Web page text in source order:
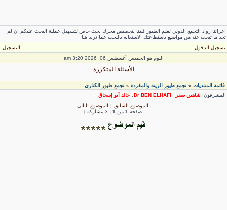
رواد التجمع الدولي لعلم الطيور قمنا بتخصيص محرك بحث خاص لتسهيل عملية البحث عليكم ان لم
ما تبحث عنه من مواضيع باستطاعتك الاستعانه بالبحث عما تريد هنا
تسجيل الدخول
التسجيل
اليوم هو الخميس أغسطس 06, 2026 3:20 am
الأسئلة المتكررة
قائمة المنتديات» تجمع طيور الزينة والمغردة» تجمع طيور الكناري
شاهين صقر Dr BEN ELHAFI
,
خالد أبو إسحاق
الموضوع السابق| الموضوع التالي
صفحة1 من [ 3 مشاركة ]